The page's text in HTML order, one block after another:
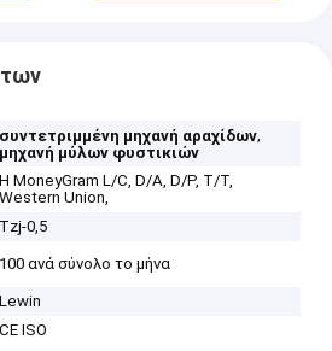
συντετριμμένη μηχανή αραχίδων,
μηχανή μύλων φυστικιών
Η MoneyGram L/C, D/A, D/P, T/T,
Western Union,
Tzj-0,5
100 ανά σύνολο το μήνα
Lewin
CE ISO